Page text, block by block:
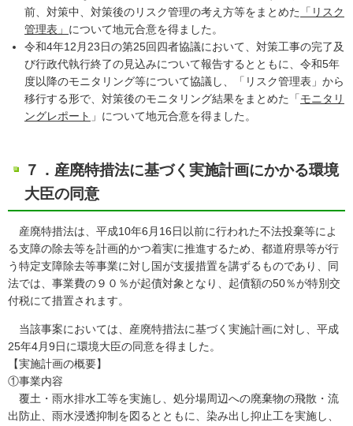
前、対策中、対策後のリスク管理の考え方等をまとめた
「リスク
管理表」 について地元合意を得ました。
令和4年12月23日の第25回四者協議において、対策工事の完了及
び行政代執行終了の見込みについて報告するとともに、令和5年
度以降のモニタリング等について協議し、「リスク管理表」から
移行する形で、対策後のモニタリング結果をまとめた「モニタリ
ングレポート 」について地元合意を得ました。
７．産廃特措法に基づく実施計画にかかる環境
大臣の同意
産廃特措法は、平成10年6月16日以前に行われた不法投棄等によ
る支障の除去等を計画的かつ着実に推進するため、都道府県等が行
う特定支障除去等事業に対し国が支援措置を講ずるものであり、同
法では、事業費の９０％が起債対象となり、起債額の50％が特別交
付税にて措置されます。
当該事案においては、産廃特措法に基づく実施計画に対し、平成
25年4月9日に環境大臣の同意を得ました。
【実施計画の概要】
①事業内容
覆土・雨水排水工等を実施し、処分場周辺への廃棄物の飛散・流
出防止、雨水浸透抑制を図るとともに、染み出し抑止工を実施し、